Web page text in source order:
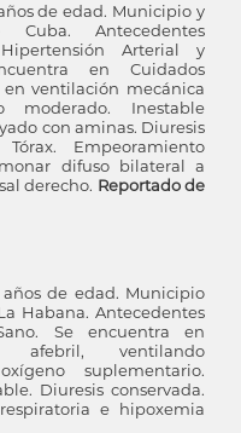
de edad. Municipio y
Antecedentes
Arterial y
en Cuidados
en ventilación mecánica
moderado. Inestable
con aminas. Diuresis
Empeoramiento
difuso bilateral a
derecho. Reportado de
de edad. Municipio
Habana. Antecedentes
Se encuentra en
afebril, ventilando
suplementario.
Diuresis conservada.
e hipoxemia